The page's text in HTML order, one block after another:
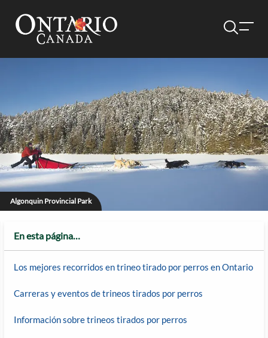
Algonquin Provincial Park
En esta página…
Los mejores recorridos en trineo tirado por perros en Ontario
Carreras y eventos de trineos tirados por perros
Información sobre trineos tirados por perros